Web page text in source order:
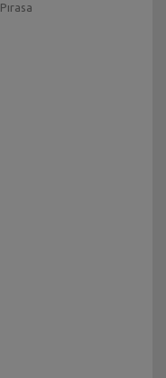
Pırasa